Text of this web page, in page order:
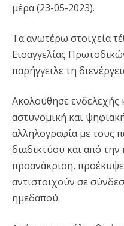
μέρα (23-05-2023).
Τα ανωτέρω στοιχεία
Εισαγγελίας
παρήγγειλε τη
Ακολούθησε ενδελεχής
αστυνομική και
αλληλογραφία με τους
διαδικτύου και από
προανάκριση, προέκυψε
αντιστοιχούν σε
ημεδαπού.